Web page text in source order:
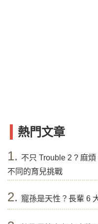
熱門文章
1. 不只 Trouble 2 ? 麻
不同的育兒挑戰
2. 寵孫是天性？長輩 6